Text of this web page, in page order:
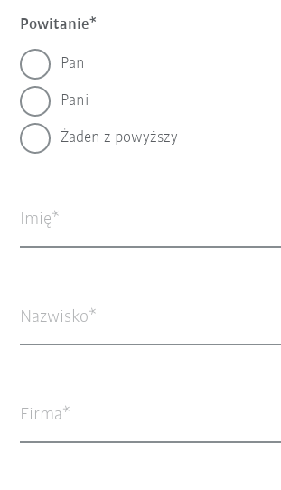
Powitanie
Pan
Pani
Żaden z powyższy
Imię
Nazwisko
Firma